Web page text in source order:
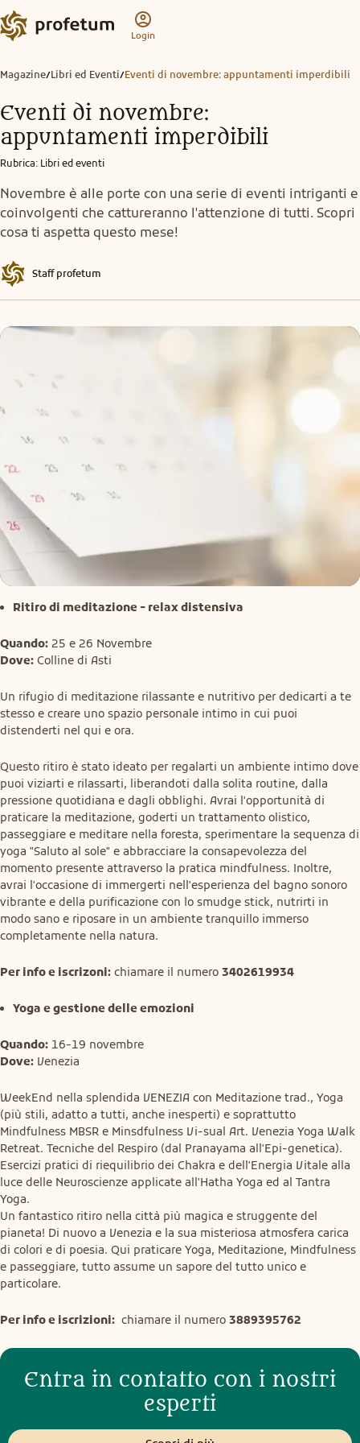
Login
Magazine/Libri ed Eventi/Eventi di novembre: appuntamenti imperdibili
Eventi di novembre:
appuntamenti imperdibili
Rubrica: Libri ed eventi
Novembre è alle porte con una serie di eventi intriganti e
coinvolgenti che cattureranno l'attenzione di tutti. Scopri
cosa ti aspetta questo mese!
Staff profetum
Ritiro di meditazione - relax distensiva
Quando:
Dove: Colline di Asti
Un rifugio di meditazione rilassante e nutritivo per dedicarti a te
stesso e creare uno spazio personale intimo in cui puoi
distenderti nel qui e ora.
Questo ritiro è stato ideato per regalarti un ambiente intimo dove
puoi viziarti e rilassarti, liberandoti dalla solita routine, dalla
pressione quotidiana e dagli obblighi. Avrai l'opportunità di
praticare la meditazione, goderti un trattamento olistico,
passeggiare e meditare nella foresta, sperimentare la sequenza di
yoga "Saluto al sole" e abbracciare la consapevolezza del
momento presente attraverso la pratica mindfulness. Inoltre,
avrai l'occasione di immergerti nell'esperienza del bagno sonoro
vibrante e della purificazione con lo smudge stick, nutrirti in
modo sano e riposare in un ambiente tranquillo immerso
completamente nella natura.
Per info e iscrizoni: chiamare il numero 3402619934
Yoga e gestione delle emozioni
Quando:
Dove: Venezia
WeekEnd nella splendida VENEZIA con Meditazione trad., Yoga
(più stili, adatto a tutti, anche inesperti) e soprattutto
Mindfulness MBSR e Minsdfulness Vi-sual Art. Venezia Yoga Walk
Retreat. Tecniche del Respiro (dal Pranayama all'Epi-genetica).
Esercizi pratici di riequilibrio dei Chakra e dell'Energia Vitale alla
luce delle Neuroscienze applicate all'Hatha Yoga ed al Tantra
Yoga.
Un fantastico ritiro nella città più magica e struggente del
pianeta! Di nuovo a Venezia e la sua misteriosa atmosfera carica
di colori e di poesia. Qui praticare Yoga, Meditazione, Mindfulness
e passeggiare, tutto assume un sapore del tutto unico e
particolare.
Per info e iscrizioni:
  chiamare il numero
3889395762
Entra in contatto con i nostri
esperti